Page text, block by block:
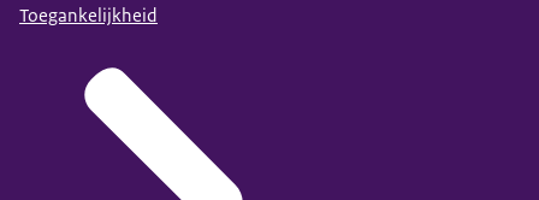
Toegankelijkheid